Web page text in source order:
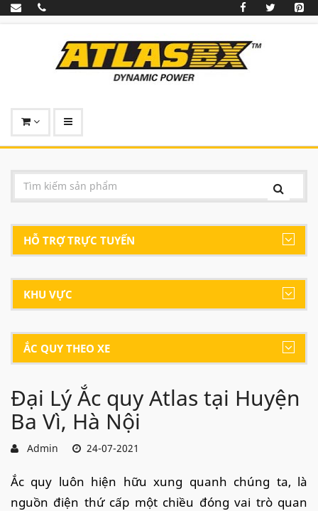
HỖ TRỢ TRỰC TUYẾN
KHU VỰC
ẮC QUY THEO XE
Đại Lý Ắc quy Atlas tại Huyện
Ba Vì, Hà Nội
Admin 24-07-2021
Ắc quy luôn hiện hữu xung quanh chúng ta, là
nguồn điện thứ cấp một chiều đóng vai trò quan